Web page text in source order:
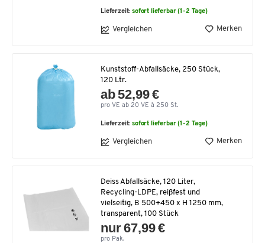
Lieferzeit:sofort lieferbar (1-2 Tage)
Vergleichen Merken
Kunststoff-Abfallsäcke, 250 Stück,
120 Ltr.
ab 52,99 €
pro VE ab 20 VE à 250 St.
Lieferzeit:sofort lieferbar (1-2 Tage)
Vergleichen Merken
Deiss Abfallsäcke, 120 Liter,
Recycling-LDPE, reißfest und
vielseitig, B 500+450 x H 1250 mm,
transparent, 100 Stück
nur 67,99 €
pro Pak.